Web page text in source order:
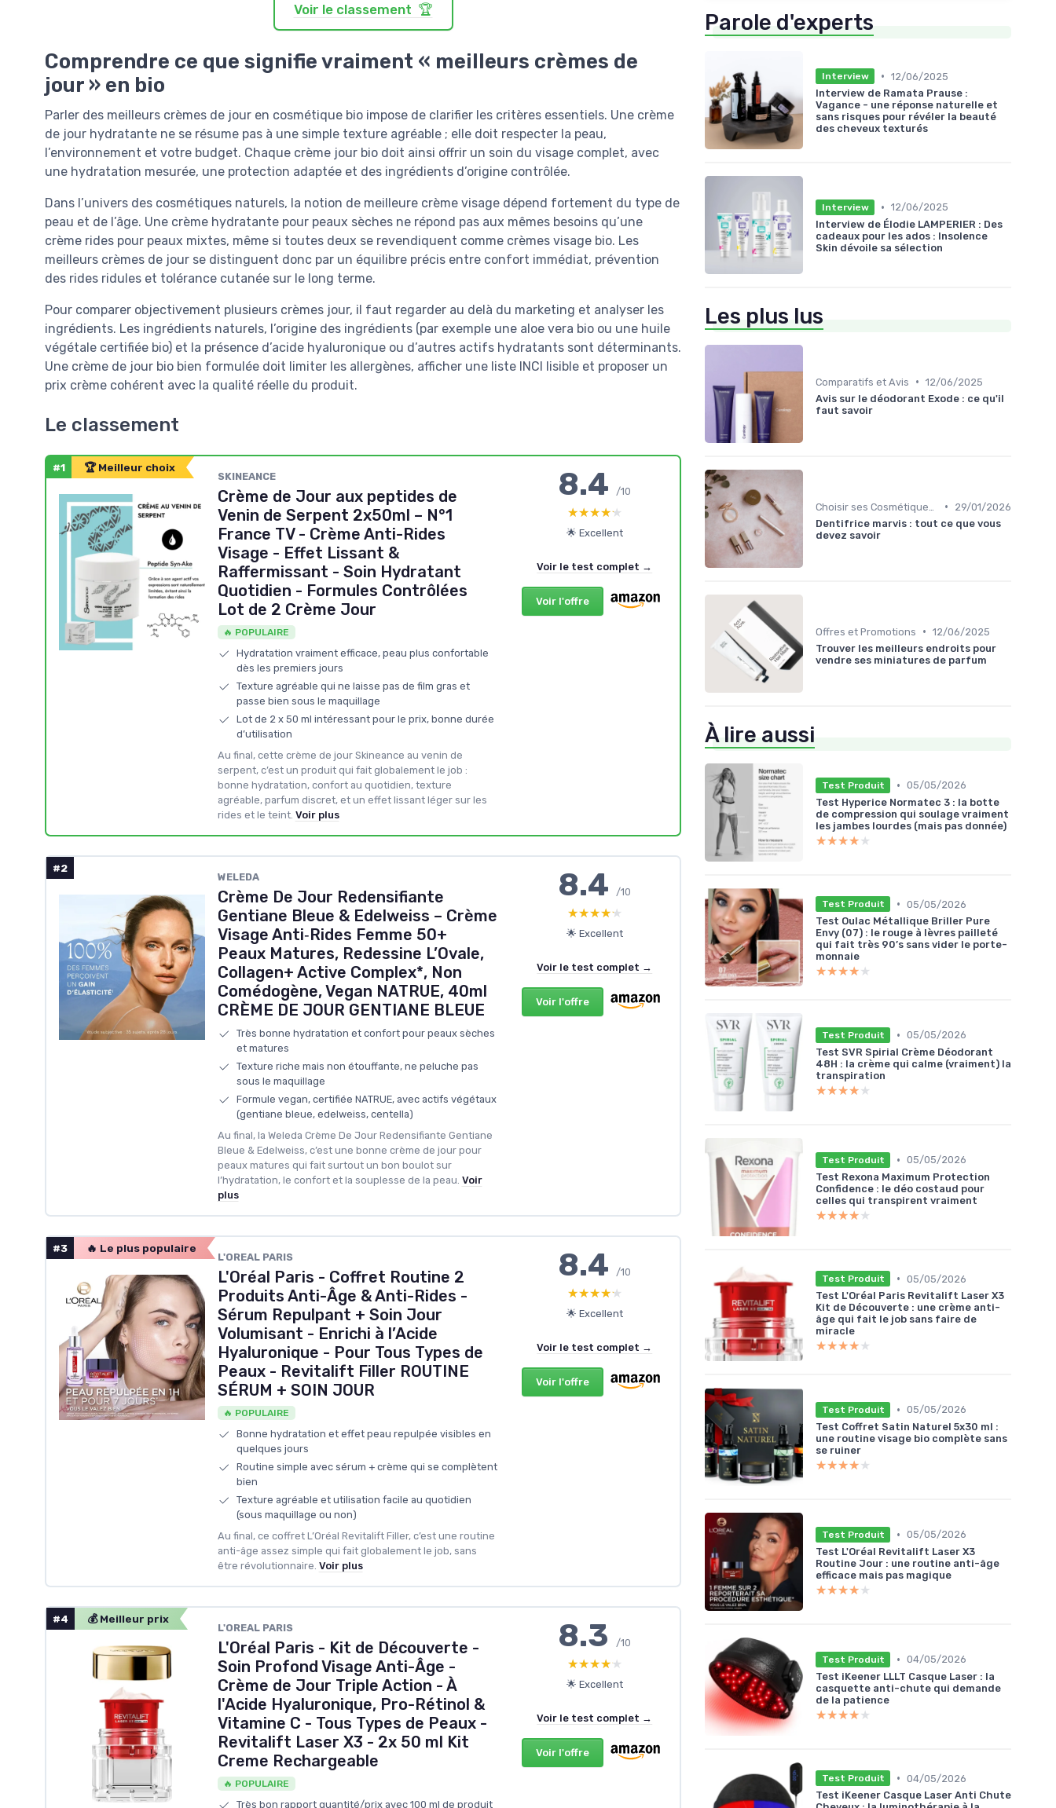
Voir le classement 🏆
Comprendre ce que signifie vraiment « meilleurs crèmes de
jour » en bio
Parler des meilleurs crèmes de jour en cosmétique bio impose de clarifier les critères essentiels. Une crème
de jour hydratante ne se résume pas à une simple texture agréable ; elle doit respecter la peau,
l’environnement et votre budget. Chaque crème jour bio doit ainsi offrir un soin du visage complet, avec
une hydratation mesurée, une protection adaptée et des ingrédients d’origine contrôlée.
Dans l’univers des cosmétiques naturels, la notion de meilleure crème visage dépend fortement du type de
peau et de l’âge. Une crème hydratante pour peaux sèches ne répond pas aux mêmes besoins qu’une
crème rides pour peaux mixtes, même si toutes deux se revendiquent comme crèmes visage bio. Les
meilleurs crèmes de jour se distinguent donc par un équilibre précis entre confort immédiat, prévention
des rides ridules et tolérance cutanée sur le long terme.
Pour comparer objectivement plusieurs crèmes jour, il faut regarder au delà du marketing et analyser les
ingrédients. Les ingrédients naturels, l’origine des ingrédients (par exemple une aloe vera bio ou une huile
végétale certifiée bio) et la présence d’acide hyaluronique ou d’autres actifs hydratants sont déterminants.
Une crème de jour bio bien formulée doit limiter les allergènes, afficher une liste INCI lisible et proposer un
prix crème cohérent avec la qualité réelle du produit.
Le classement
#1 🏆 Meilleur choix
SKINEANCE
Crème de Jour aux peptides de
Venin de Serpent 2x50ml – N°1
France TV - Crème Anti-Rides
Visage - Effet Lissant &
Raffermissant - Soin Hydratant
Quotidien - Formules Contrôlées
Lot de 2 Crème Jour
🔥 POPULAIRE
Hydratation vraiment efficace, peau plus confortable
dès les premiers jours
Texture agréable qui ne laisse pas de film gras et
passe bien sous le maquillage
Lot de 2 x 50 ml intéressant pour le prix, bonne durée
d’utilisation
Au final, cette crème de jour Skineance au venin de
serpent, c’est un produit qui fait globalement le job :
bonne hydratation, confort au quotidien, texture
agréable, parfum discret, et un effet lissant léger sur les
rides et le teint. Voir plus
8.4/10
★★★★★
★★★★★
🌟 Excellent
Voir le test complet →
Voir l'offre
#2
WELEDA
Crème De Jour Redensifiante
Gentiane Bleue & Edelweiss – Crème
Visage Anti‑Rides Femme 50+
Peaux Matures, Redessine L’Ovale,
Collagen+ Active Complex*, Non
Comédogène, Vegan NATRUE, 40ml
CRÈME DE JOUR GENTIANE BLEUE
Très bonne hydratation et confort pour peaux sèches
et matures
Texture riche mais non étouffante, ne peluche pas
sous le maquillage
Formule vegan, certifiée NATRUE, avec actifs végétaux
(gentiane bleue, edelweiss, centella)
Au final, la Weleda Crème De Jour Redensifiante Gentiane
Bleue & Edelweiss, c’est une bonne crème de jour pour
peaux matures qui fait surtout un bon boulot sur
l’hydratation, le confort et la souplesse de la peau. Voir
plus
8.4/10
★★★★★
★★★★★
🌟 Excellent
Voir le test complet →
Voir l'offre
#3 🔥 Le plus populaire
L'OREAL PARIS
L'Oréal Paris - Coffret Routine 2
Produits Anti-Âge & Anti-Rides -
Sérum Repulpant + Soin Jour
Volumisant - Enrichi à l’Acide
Hyaluronique - Pour Tous Types de
Peaux - Revitalift Filler ROUTINE
SÉRUM + SOIN JOUR
🔥 POPULAIRE
Bonne hydratation et effet peau repulpée visibles en
quelques jours
Routine simple avec sérum + crème qui se complètent
bien
Texture agréable et utilisation facile au quotidien
(sous maquillage ou non)
Au final, ce coffret L’Oréal Revitalift Filler, c’est une routine
anti-âge assez simple qui fait globalement le job, sans
être révolutionnaire. Voir plus
8.4/10
★★★★★
★★★★★
🌟 Excellent
Voir le test complet →
Voir l'offre
#4 💰 Meilleur prix
‎L'OREAL PARIS
L'Oréal Paris - Kit de Découverte -
Soin Profond Visage Anti-Âge -
Crème de Jour Triple Action - À
l'Acide Hyaluronique, Pro-Rétinol &
Vitamine C - Tous Types de Peaux -
Revitalift Laser X3 - 2x 50 ml Kit
Creme Rechargeable
🔥 POPULAIRE
Très bon rapport quantité/prix avec 100 ml de produit
8.3/10
★★★★★
★★★★★
🌟 Excellent
Voir le test complet →
Voir l'offre
Parole d'experts
Interview • 12/06/2025
Interview de Ramata Prause :
Vagance - une réponse naturelle et
sans risques pour révéler la beauté
des cheveux texturés
Interview • 12/06/2025
Interview de Élodie LAMPERIER : Des
cadeaux pour les ados : Insolence
Skin dévoile sa sélection
Les plus lus
Comparatifs et Avis • 12/06/2025
Avis sur le déodorant Exode : ce qu'il
faut savoir
•
29/01/2026
Dentifrice marvis : tout ce que vous
devez savoir
Offres et Promotions • 12/06/2025
Trouver les meilleurs endroits pour
vendre ses miniatures de parfum
À lire aussi
Test Produit • 05/05/2026
Test Hyperice Normatec 3 : la botte
de compression qui soulage vraiment
les jambes lourdes (mais pas donnée)
★★★★★
★★★★★
Test Produit • 05/05/2026
Test Oulac Métallique Briller Pure
Envy (07) : le rouge à lèvres pailleté
qui fait très 90’s sans vider le porte-
monnaie
★★★★★
★★★★★
Test Produit • 05/05/2026
Test SVR Spirial Crème Déodorant
48H : la crème qui calme (vraiment) la
transpiration
★★★★★
★★★★★
Test Produit • 05/05/2026
Test Rexona Maximum Protection
Confidence : le déo costaud pour
celles qui transpirent vraiment
★★★★★
★★★★★
Test Produit • 05/05/2026
Test L'Oréal Paris Revitalift Laser X3
Kit de Découverte : une crème anti-
âge qui fait le job sans faire de
miracle
★★★★★
★★★★★
Test Produit • 05/05/2026
Test Coffret Satin Naturel 5x30 ml :
une routine visage bio complète sans
se ruiner
★★★★★
★★★★★
Test Produit • 05/05/2026
Test L'Oréal Revitalift Laser X3
Routine Jour : une routine anti-âge
efficace mais pas magique
★★★★★
★★★★★
Test Produit • 04/05/2026
Test iKeener LLLT Casque Laser : la
casquette anti-chute qui demande
de la patience
★★★★★
★★★★★
Test Produit • 04/05/2026
Test iKeener Casque Laser Anti Chute